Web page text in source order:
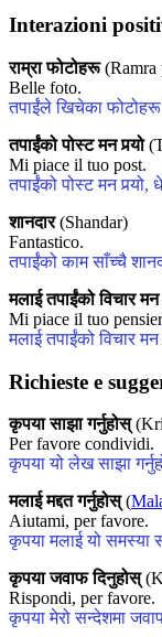
Interazioni
राम्रा फोटोहरू(Ramra
Belle foto.
तपाईंले खिचेका फोटोहरू
तपाईंको पोस्ट मन पर्‍यो
Mi piace il tuo post.
तपाईंको पोस्ट मन पर्‍यो,
शानदार(Shandar)
Fantastico.
तपाईंको काम साँच्चै
मलाई तपाईंको विचार मन
Mi piace il tuo
मलाई तपाईंको विचार
Richieste e
कृपया साझा गर्नुहोस्
Per favore condividi.
कृपया यो लेख साझा
मलाई मद्दत गर्नुहोस्(
Aiutami, per favore.
कृपया मलाई यो समस्या
कृपया जवाफ दिनुहोस्
Rispondi, per favore.
कृपया मेरो सन्देशमा